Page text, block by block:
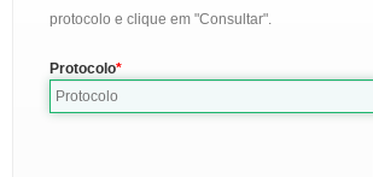
protocolo e clique em "Consultar".
Protocolo